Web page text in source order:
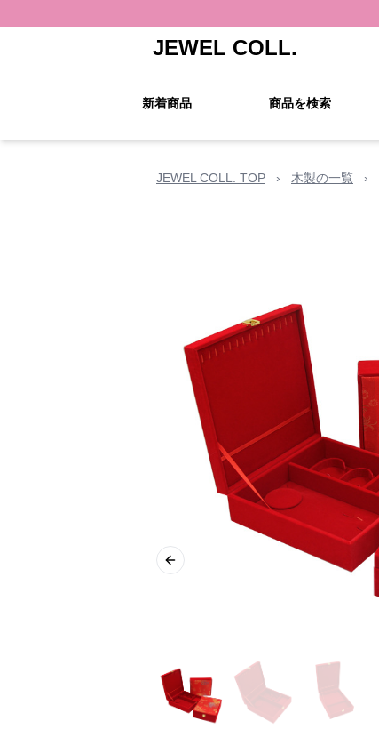
JEWEL COLL.
新着商品 商品を検索
JEWEL COLL. TOP › 木製の一覧 ›
Previous slide